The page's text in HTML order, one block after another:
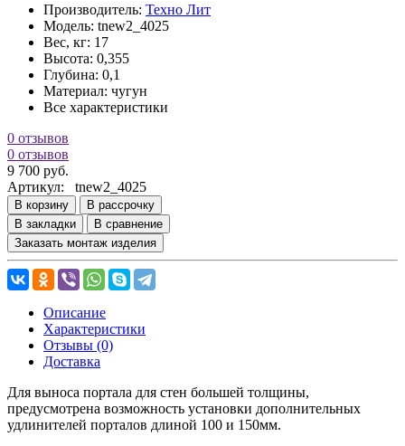
Производитель: Техно Лит
Модель: tnew2_4025
Вес, кг: 17
Высота: 0,355
Глубина: 0,1
Материал: чугун
Все характеристики
0 отзывов
0 отзывов
9 700 руб.
Артикул: tnew2_4025
В корзину
В рассрочку
В закладки
В сравнение
Заказать монтаж изделия
Описание
Характеристики
Отзывы (0)
Доставка
Для выноса портала для стен большей толщины,
предусмотрена возможность установки дополнительных
удлинителей порталов длиной 100 и 150мм.